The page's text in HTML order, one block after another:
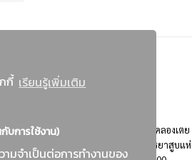
กี้ เรียนรู้เพิ่มเติม
บการใช้งาน)
มจำเป็นต่อการทำงานของ
184 ถนนพระรามที่ 4 แขวงคลองเตย เขตคลองเตย
พมหานคร 10110 ติดต่อประชาสัมพันธ์ การยาสูบแห่